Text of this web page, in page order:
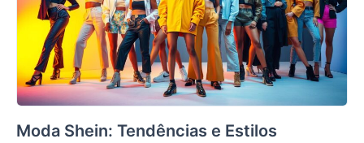
Moda Shein: Tendências e Estilos